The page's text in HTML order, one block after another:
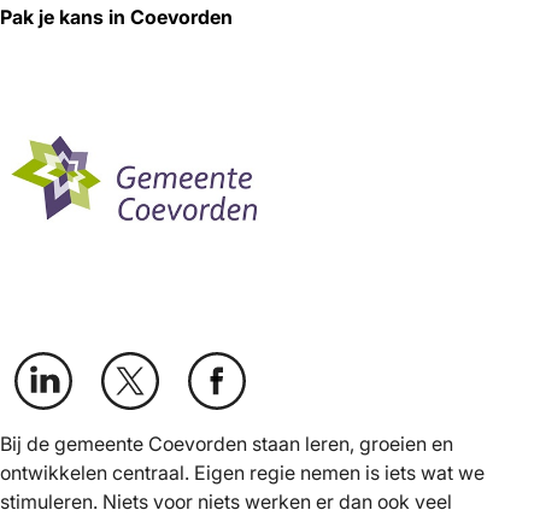
Pak je kans in Coevorden
Bij de gemeente Coevorden staan leren, groeien en
ontwikkelen centraal. Eigen regie nemen is iets wat we
stimuleren. Niets voor niets werken er dan ook veel